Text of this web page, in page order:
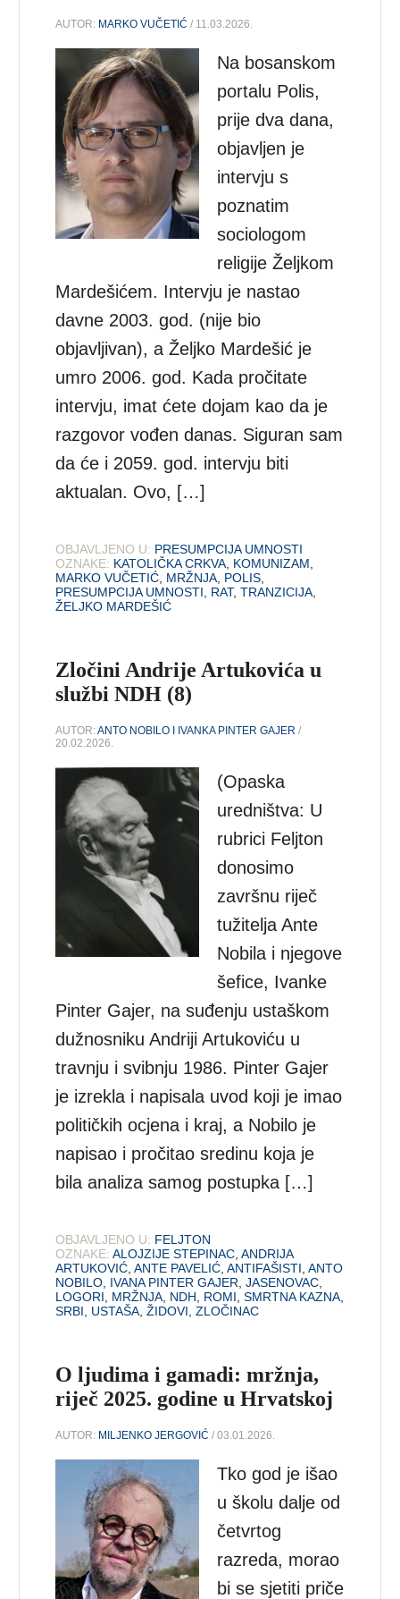
AUTOR: MARKO VUČETIĆ / 11.03.2026.
Na bosanskom
portalu Polis,
prije dva dana,
objavljen je
intervju s
poznatim
sociologom
religije Željkom
Mardešićem. Intervju je nastao
davne 2003. god. (nije bio
objavljivan), a Željko Mardešić je
umro 2006. god. Kada pročitate
intervju, imat ćete dojam kao da je
razgovor vođen danas. Siguran sam
da će i 2059. god. intervju biti
aktualan. Ovo, […]
OBJAVLJENO U: PRESUMPCIJA UMNOSTI
OZNAKE: KATOLIČKA CRKVA KOMUNIZAM
MARKO VUČETIĆ MRŽNJA POLIS
PRESUMPCIJA UMNOSTI
RAT,TRANZICIJA
ŽELJKO MARDEŠIĆ
Zločini Andrije Artukovića u
službi NDH (8)
AUTOR:ANTO NOBILO I IVANKA PINTER GAJER /
20.02.2026.
(Opaska
uredništva: U
rubrici Feljton
donosimo
završnu riječ
tužitelja Ante
Nobila i njegove
šefice, Ivanke
Pinter Gajer, na suđenju ustaškom
dužnosniku Andriji Artukoviću u
travnju i svibnju 1986. Pinter Gajer
je izrekla i napisala uvod koji je imao
političkih ocjena i kraj, a Nobilo je
napisao i pročitao sredinu koja je
bila analiza samog postupka […]
OBJAVLJENO U: FELJTON
OZNAKE: ALOJZIJE STEPINAC ,ANDRIJA
ARTUKOVIĆ ,ANTE PAVELIĆ ,ANTIFAŠISTI ,ANTO
NOBILO IVANA PINTER GAJER ,JASENOVAC
LOGORI
MRŽNJA NDH ROMI ,SMRTNA KAZNA
SRBI
USTAŠA ,ŽIDOVI ,ZLOČINAC
O ljudima i gamadi: mržnja,
riječ 2025. godine u Hrvatskoj
AUTOR: MILJENKO JERGOVIĆ / 03.01.2026.
Tko god je išao
u školu dalje od
četvrtog
razreda, morao
bi se sjetiti priče